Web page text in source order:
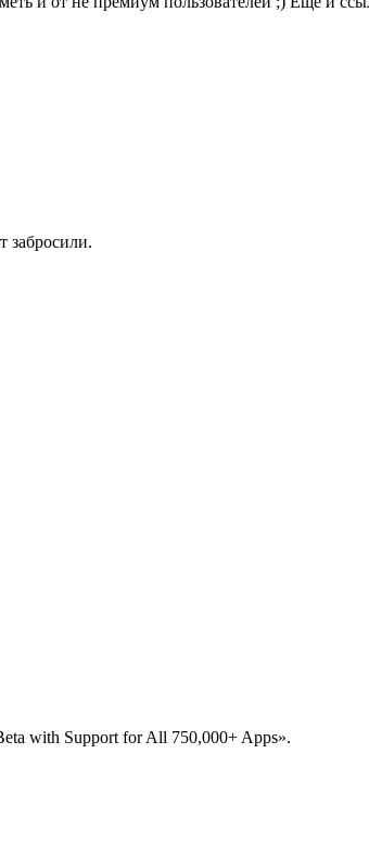
забросили.
with Support for All 750,000+ Apps».